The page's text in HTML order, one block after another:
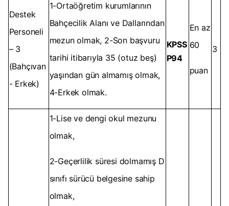
Destek
Personeli
– 3
(Bahçıvan
- Erkek)
1-Ortaöğretim kurumlarının
Bahçecilik Alanı ve Dallarından
mezun olmak, 2-Son başvuru
tarihi itibarıyla 35 (otuz beş)
yaşından gün almamış olmak,
4-Erkek olmak.
KPSS
P94
En az
60
puan
3
1-Lise ve dengi okul mezunu
olmak,
2-Geçerlilik süresi dolmamış D
sınıfı sürücü belgesine sahip
olmak,